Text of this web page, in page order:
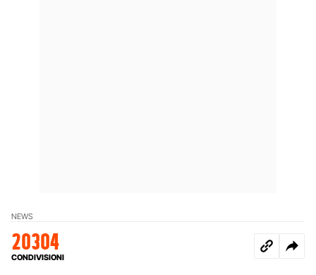
NEWS
20304
CONDIVISIONI